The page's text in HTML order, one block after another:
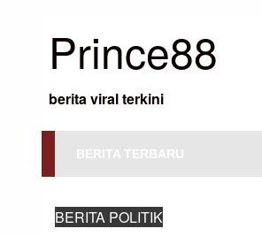
Prince88
berita viral terkini
BERITA TERBARU
BERITA POLITIK